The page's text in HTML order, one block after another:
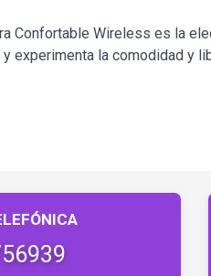
Confortable Wireless es la
experimenta la comodidad y